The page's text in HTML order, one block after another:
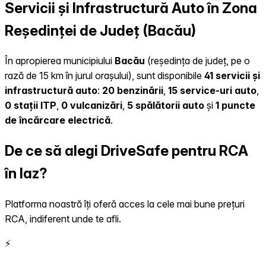
Servicii și Infrastructură Auto în Zona
Reședinței de Județ (Bacău)
În apropierea municipiului Bacău (reședința de județ, pe o
rază de 15 km în jurul orașului), sunt disponibile 41 servicii și
infrastructură auto: 20 benzinării, 15 service-uri auto,
0 stații ITP, 0 vulcanizări, 5 spălătorii auto și 1 puncte
de încărcare electrică.
De ce să alegi DriveSafe pentru RCA
în Iaz?
Platforma noastră îți oferă acces la cele mai bune prețuri
RCA, indiferent unde te afli.
⚡